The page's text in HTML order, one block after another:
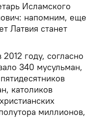
Исламского
напомним, еще
Латвия станет
году, согласно
340 мусульман,
католиков
миллионов,